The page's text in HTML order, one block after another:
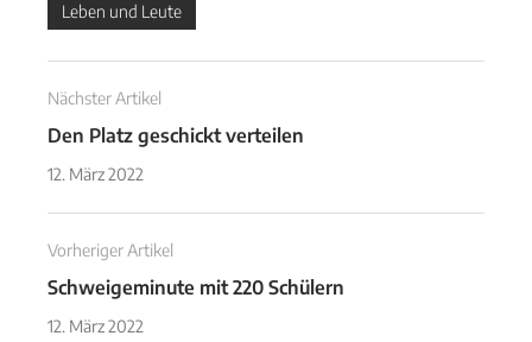
Leben und Leute
Nächster Artikel
Den Platz geschickt verteilen
12. März 2022
Vorheriger Artikel
Schweigeminute mit 220 Schülern
12. März 2022